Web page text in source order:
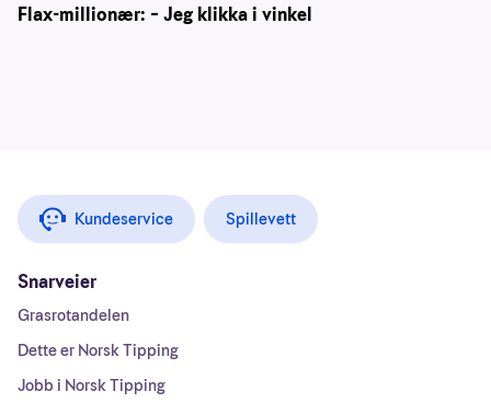
Flax-millionær: – Jeg klikka i vinkel
Kundeservice Spillevett
Snarveier
Grasrotandelen
Dette er Norsk Tipping
Jobb i Norsk Tipping